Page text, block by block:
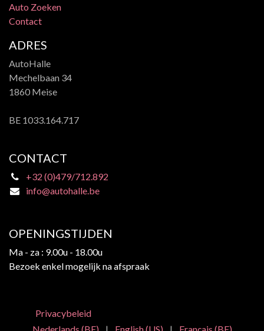
Auto Zoeken
Contact
ADRES​
AutoHalle
Mechelbaan 34
1860 Meise
BE 1033.164.717
CONTACT
+32 (0)479/712.892
info@autohalle.be
OPENINGSTIJDEN
Ma - za : 9.00u - 18.00u
Bezoek enkel mogelijk na afspraak
Privacybeleid